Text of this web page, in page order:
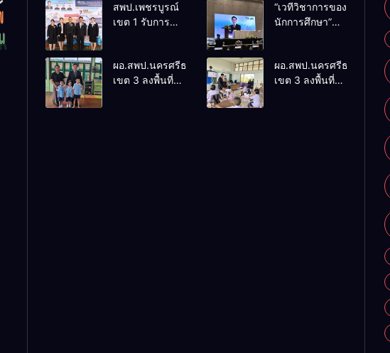
สพป.เพชรบูรณ์
เขต 1 รับการ
ประจักษ์ คัดเลือก
“ก.ต.ป.น.
“เวทีวิชาการของ
นักการศึกษา”
Thailand
International
ผอ.สพป.นครศรีธรรมราช
เขต 3 ลงพื้นที่
ผอ.สพป.นครศรีธรรมราช
เขต 3 ลงพื้นที่